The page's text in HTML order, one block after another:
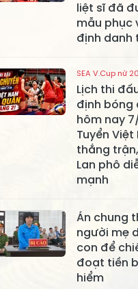
Xã
Xã Tân
Xã Khánh Hòa
Xã
Xã Mường Lai
Xã
Xã
Xã
Xã Hưng
Xã Lương
Thịnh
Xã
Xã Cốc
liệt sĩ đã
mẫu phục
định danh
SEA V.Cup nữ
Lịch thi
định bóng
hôm nay
Tuyển Việt
thắng
Lan phô
mạnh
Án chung
người mẹ
con để
đoạt tiền
hiểm